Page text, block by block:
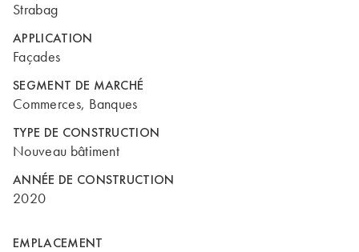
Strabag
APPLICATION
Façades
SEGMENT DE MARCHÉ
Commerces, Banques
TYPE DE CONSTRUCTION
Nouveau bâtiment
ANNÉE DE CONSTRUCTION
2020
EMPLACEMENT